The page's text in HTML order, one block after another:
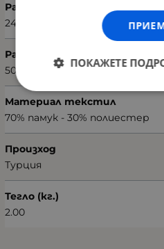
Размери на чаршафа (Ш х В)
240 х 260 см
Размери на калъфката (Ш х В)
50 х 70 см
Материал текстил
70% памук - 30% полиестер
Произход
Турция
Тегло (кг.)
2.00
ПОКАЖЕТЕ